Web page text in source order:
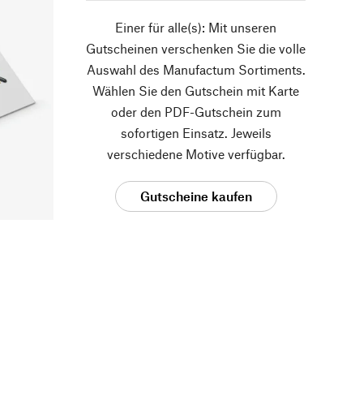
Einer für alle(s): Mit unseren
Gutscheinen verschenken Sie die volle
Auswahl des Manufactum Sortiments.
Wählen Sie den Gutschein mit Karte
oder den PDF-Gutschein zum
sofortigen Einsatz. Jeweils
verschiedene Motive verfügbar.
Gutscheine kaufen